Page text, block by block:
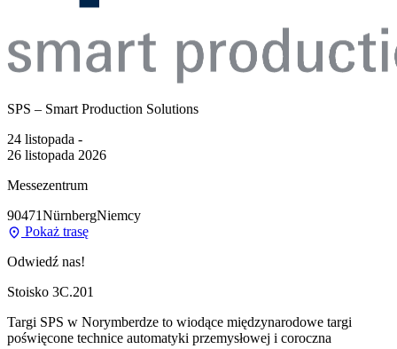
SPS – Smart Production Solutions
24 listopada -
26 listopada 2026
Messezentrum
90471NürnbergNiemcy
Pokaż trasę
Odwiedź nas!
Stoisko 3C.201
Targi SPS w Norymberdze to wiodące międzynarodowe targi
poświęcone technice automatyki przemysłowej i coroczna